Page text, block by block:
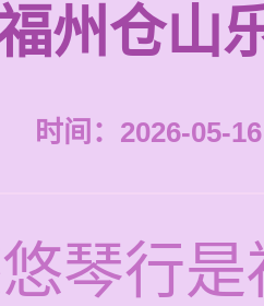
州仓山
时间：2026-05-
琴行